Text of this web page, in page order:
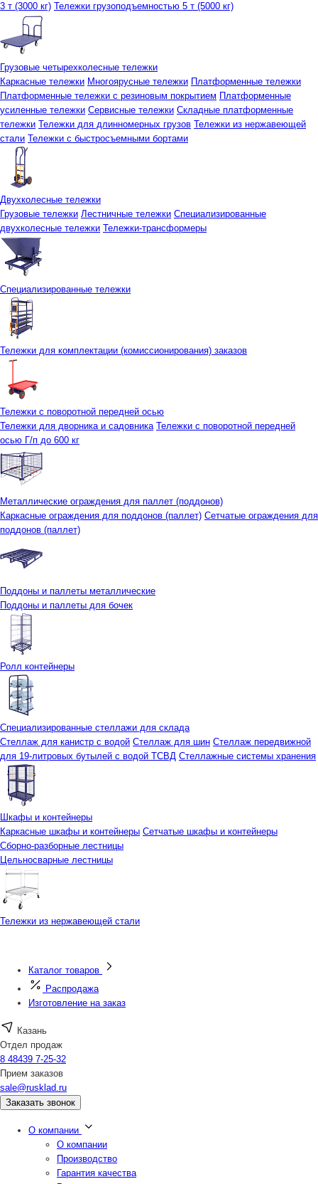
3 т (3000 кг) Тележки грузоподъемностью 5 т (5000 кг)
Грузовые четырехколесные тележки
Каркасные тележки Многоярусные тележки Платформенные тележки
Платформенные тележки с резиновым покрытием Платформенные
усиленные тележки Сервисные тележки Складные платформенные
тележки Тележки для длинномерных грузов Тележки из нержавеющей
стали Тележки с быстросъемными бортами
Двухколесные тележки
Грузовые тележки Лестничные тележки Специализированные
двухколесные тележки Тележки-трансформеры
Специализированные тележки
Тележки для комплектации (комиссионирования) заказов
Тележки с поворотной передней осью
Тележки для дворника и садовника Тележки с поворотной передней
осью Г/п до 600 кг
Металлические ограждения для паллет (поддонов)
Каркасные ограждения для поддонов (паллет) Сетчатые ограждения для
поддонов (паллет)
Поддоны и паллеты металлические
Поддоны и паллеты для бочек
Ролл контейнеры
Специализированные стеллажи для склада
Стеллаж для канистр с водой Стеллаж для шин Стеллаж передвижной
для 19-литровых бутылей с водой ТСВД Стеллажные системы хранения
Шкафы и контейнеры
Каркасные шкафы и контейнеры Сетчатые шкафы и контейнеры
Сборно-разборные лестницы
Цельносварные лестницы
Тележки из нержавеющей стали
Каталог товаров
Распродажа
Изготовление на заказ
Казань
Отдел продаж
8 48439 7-25-32
Прием заказов
sale@rusklad.ru
Заказать звонок
О компании
О компании
Производство
Гарантия качества